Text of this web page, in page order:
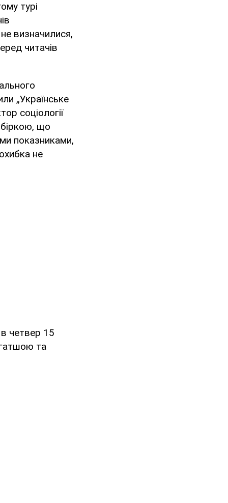
турі
визначилися,
читачів
„Українське
соціології
що
показниками,
не
в четвер 15
та